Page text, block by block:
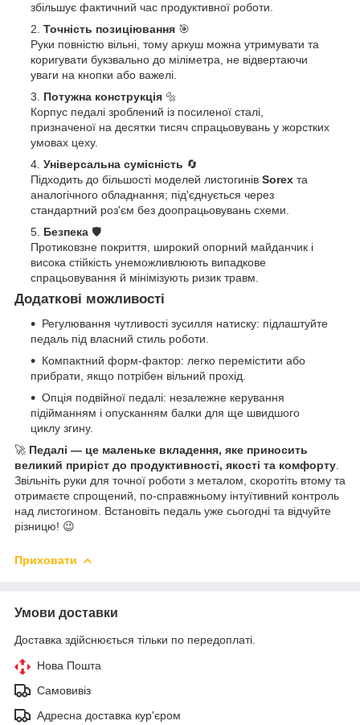
збільшує фактичний час продуктивної роботи.
Точність позиціювання 🎯
Руки повністю вільні, тому аркуш можна утримувати та
коригувати букзвально до міліметра, не відвертаючи
уваги на кнопки або важелі.
Потужна конструкція 🔩
Корпус педалі зроблений із посиленої сталі,
призначеної на десятки тисяч спрацьовувань у жорстких
умовах цеху.
Універсальна сумісність 🔄
Підходить до більшості моделей листогинів Sorex та
аналогічного обладнання; під'єднується через
стандартний роз'єм без доопрацьовувань схеми.
Безпека 🛡️
Протиковзне покриття, широкий опорний майданчик і
висока стійкість унеможливлюють випадкове
спрацьовування й мінімізують ризик травм.
Додаткові можливості
Регулювання чутливості зусилля натиску: підлаштуйте
педаль під власний стиль роботи.
Компактний форм-фактор: легко перемістити або
прибрати, якщо потрібен вільний прохід.
Опція подвійної педалі: незалежне керування
підійманням і опусканням балки для ще швидшого
циклу згину.
🚀 Педалі — це маленьке вкладення, яке приносить
великий приріст до продуктивності, якості та комфорту
Звільніть руки для точної роботи з металом, скоротіть втому та
отримаєте спрощений, по-справжньому інтуїтивний контроль
над листогином. Встановіть педаль уже сьогодні та відчуйте
різницю! 😉
Приховати
Умови доставки
Доставка здійснюється тільки по передоплаті.
Нова Пошта
Самовивіз
Адресна доставка кур'єром